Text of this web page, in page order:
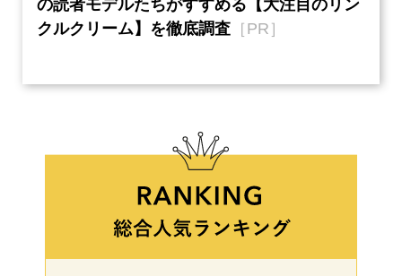
の読者モデルたちがすすめる【大注目のリン
クルクリーム】を徹底調査 ［PR］